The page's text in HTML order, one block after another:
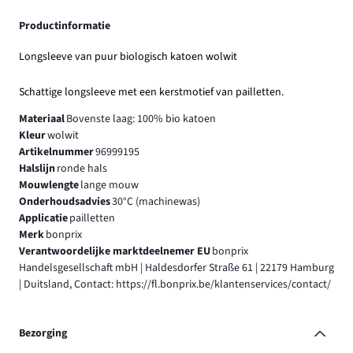
Productinformatie
Longsleeve van puur biologisch katoen wolwit
Schattige longsleeve met een kerstmotief van pailletten.
MateriaalBovenste laag: 100% bio katoen
Kleurwolwit
Artikelnummer96999195
Halslijnronde hals
Mouwlengtelange mouw
Onderhoudsadvies30°C (machinewas)
Applicatiepailletten
Merkbonprix
Verantwoordelijke marktdeelnemer EUbonprix
Handelsgesellschaft mbH | Haldesdorfer Straße 61 | 22179 Hamburg
| Duitsland, Contact: https://fl.bonprix.be/klantenservices/contact/
Bezorging